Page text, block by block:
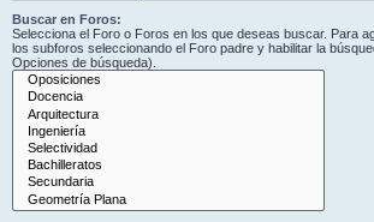
Buscar en Foros:
Selecciona el Foro o Foros en los que deseas buscar. Para
los subforos seleccionando el Foro padre y habilitar la
Opciones de búsqueda).